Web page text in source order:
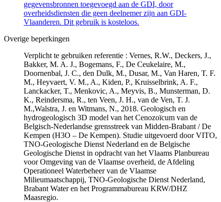
gegevensbronnen toegevoegd aan de GDI, door
overheidsdiensten die geen deelnemer zijn aan GDI-
Vlaanderen. Dit gebruik is kosteloos.
Overige beperkingen
Verplicht te gebruiken referentie : Vernes, R.W., Deckers, J.,
Bakker, M. A. J., Bogemans, F., De Ceukelaire, M.,
Doornenbal, J. C., den Dulk, M., Dusar, M., Van Haren, T. F.
M., Heyvaert, V. M., A., Kiden, P., Kruisselbrink, A. F.,
Lanckacker, T., Menkovic, A., Meyvis, B., Munsterman, D.
K., Reindersma, R., ten Veen, J. H., van de Ven, T. J.
M.,Walstra, J. en Witmans, N., 2018. Geologisch en
hydrogeologisch 3D model van het Cenozoïcum van de
Belgisch-Nederlandse grensstreek van Midden-Brabant / De
Kempen (H3O – De Kempen). Studie uitgevoerd door VITO,
TNO-Geologische Dienst Nederland en de Belgische
Geologische Dienst in opdracht van het Vlaams Planbureau
voor Omgeving van de Vlaamse overheid, de Afdeling
Operationeel Waterbeheer van de Vlaamse
Milieumaatschappij, TNO-Geologische Dienst Nederland,
Brabant Water en het Programmabureau KRW/DHZ
Maasregio.